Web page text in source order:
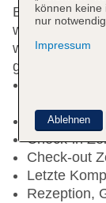
werden zur
wird auch
gesorgt.
Check-in
Check-out
Letzte
Rezeption,
können keine
nur
Impressum
Ablehnen